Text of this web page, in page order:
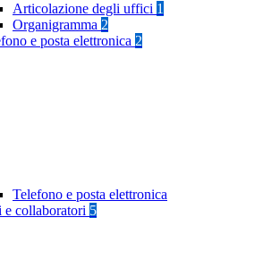
Articolazione degli uffici 1
Organigramma 2
e posta elettronica 2
Telefono e posta elettronica
e collaboratori 5